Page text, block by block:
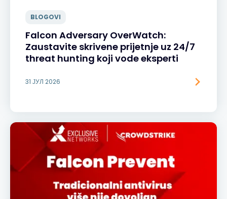
BLOGOVI
Falcon Adversary OverWatch:
Zaustavite skrivene prijetnje uz 24/7
threat hunting koji vode eksperti
31 ЈУЛ 2026